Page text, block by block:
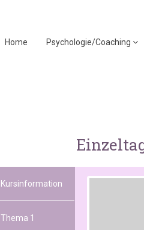
Home Psychologie/Coaching
Kursinformation
Thema 1